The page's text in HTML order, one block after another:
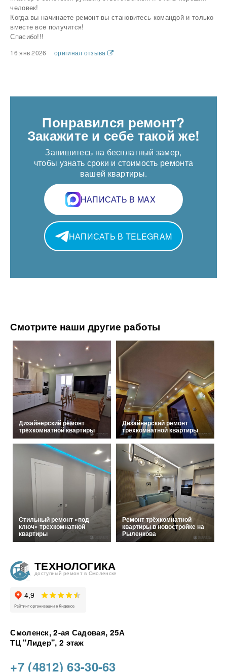
человек!
Когда вы начинаете ремонт вы становитесь командой и только
вместе все получится!
Спасибо!!!
16 янв 2026 оригинал отзыва
Понравился ремонт?
Закажите и себе такой же!
Запишитесь на бесплатный замер,
чтобы узнать сроки и стоимость ремонта
вашей квартиры.
НАПИСАТЬ В MAX
НАПИСАТЬ В TELEGRAM
Смотрите наши другие работы
Дизайнерский ремонт
трёхкомнатной квартиры
Дизайнерский ремонт
трехкомнатной квартиры
Стильный ремонт «под
ключ» трехкомнатной
квартиры
Ремонт трёхкомнатной
квартиры в новостройке на
Рыленкова
ТЕХНОЛОГИКА
доступный ремонт в Смоленске
Смоленск, 2-ая Садовая, 25А
ТЦ "Лидер", 2 этаж
+7 (4812) 63-30-63